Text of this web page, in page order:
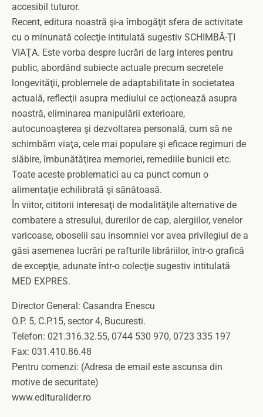
accesibil tuturor.
Recent, editura noastră şi-a îmbogăţit sfera de activitate
cu o minunată colecţie intitulată sugestiv SCHIMBĂ-ŢI
VIAŢA. Este vorba despre lucrări de larg interes pentru
public, abordând subiecte actuale precum secretele
longevităţii, problemele de adaptabilitate în societatea
actuală, reflecţii asupra mediului ce acţionează asupra
noastră, eliminarea manipulării exterioare,
autocunoaşterea şi dezvoltarea personală, cum să ne
schimbăm viaţa, cele mai populare şi eficace regimuri de
slăbire, îmbunătăţirea memoriei, remediile bunicii etc.
Toate aceste problematici au ca punct comun o
alimentaţie echilibrată şi sănătoasă.
În viitor, cititorii interesaţi de modalităţile alternative de
combatere a stresului, durerilor de cap, alergiilor, venelor
varicoase, oboselii sau insomniei vor avea privilegiul de a
găsi asemenea lucrări pe rafturile librăriilor, într-o grafică
de excepţie, adunate într-o colecţie sugestiv intitulată
MED EXPRES.
Director General: Casandra Enescu
O.P. 5, C.P.15, sector 4, Bucuresti.
Telefon: 021.316.32.55, 0744 530 970, 0723 335 197
Fax: 031.410.86.48
Pentru comenzi: (Adresa de email este ascunsa din
motive de securitate)
www.edituralider.ro